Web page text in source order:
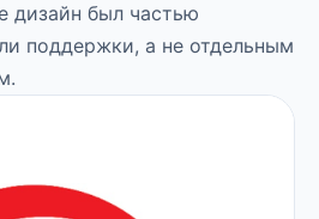
дизайн был частью
поддержки, а не отдельным